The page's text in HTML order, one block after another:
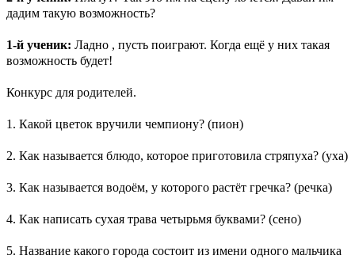
дадим такую возможность?
1-й ученик: Ладно , пусть поиграют. Когда ещё у них такая
возможность будет!
Конкурс для родителей.
1. Какой цветок вручили чемпиону? (пион)
2. Как называется блюдо, которое приготовила стряпуха? (уха)
3. Как называется водоём, у которого растёт гречка? (речка)
4. Как написать сухая трава четырьмя буквами? (сено)
5. Название какого города состоит из имени одного мальчика